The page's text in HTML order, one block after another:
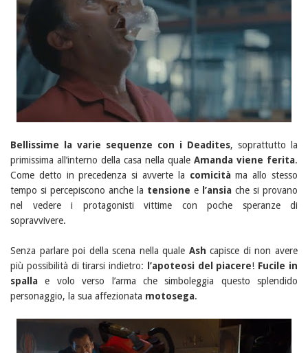
Bellissime la varie sequenze con i Deadites, soprattutto la
primissima all’interno della casa nella quale Amanda viene ferita.
Come detto in precedenza si avverte la comicitàma allo stesso
tempo si percepiscono anche la tensione e l’ansia che si provano
nel vedere i protagonisti vittime con poche speranze di
sopravvivere.
Senza parlare poi della scena nella quale Ash capisce di non avere
più possibilità di tirarsi indietro:
l’apoteosi del piacere! Fucile in
spalla e volo verso l’arma che simboleggia questo splendido
personaggio, la sua affezionata motosega.